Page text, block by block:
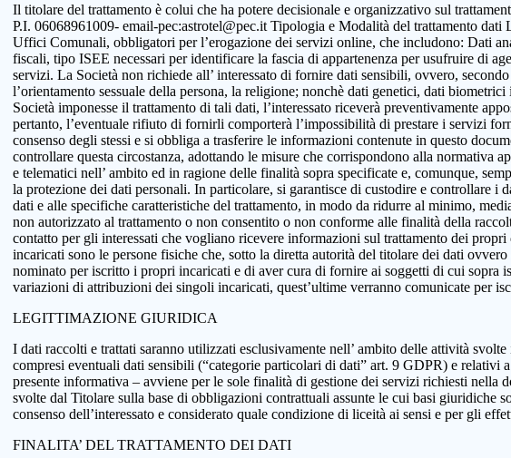
Il titolare del trattamento è colui che ha potere decisionale e organizzativo sul
P.I. 06068961009- email-pec:astrotel@pec.it Tipologia e Modalità del trattamento
Uffici Comunali, obbligatori per l’erogazione dei servizi online, che includono: Dati
fiscali, tipo ISEE necessari per identificare la fascia di appartenenza per usufruire di
servizi. La Società non richiede all’ interessato di fornire dati sensibili, ovvero,
l’orientamento sessuale della persona, la religione; nonchè dati genetici, dati
Società imponesse il trattamento di tali dati, l’interessato riceverà preventivamente
pertanto, l’eventuale rifiuto di fornirli comporterà l’impossibilità di prestare i servizi
consenso degli stessi e si obbliga a trasferire le informazioni contenute in questo
controllare questa circostanza, adottando le misure che corrispondono alla
e telematici nell’ ambito ed in ragione delle finalità sopra specificate e, comunque,
la protezione dei dati personali. In particolare, si garantisce di custodire e controllare i
dati e alle specifiche caratteristiche del trattamento, in modo da ridurre al minimo,
non autorizzato al trattamento o non consentito o non conforme alle finalità della
contatto per gli interessati che vogliano ricevere informazioni sul trattamento dei
incaricati sono le persone fisiche che, sotto la diretta autorità del titolare dei dati
nominato per iscritto i propri incaricati e di aver cura di fornire ai soggetti di cui sopra
variazioni di attribuzioni dei singoli incaricati, quest’ultime verranno comunicate per
LEGITTIMAZIONE GIURIDICA
I dati raccolti e trattati saranno utilizzati esclusivamente nell’ ambito delle attività
compresi eventuali dati sensibili (“categorie particolari di dati” art. 9 GDPR) e relativi
presente informativa – avviene per le sole finalità di gestione dei servizi richiesti nella
svolte dal Titolare sulla base di obbligazioni contrattuali assunte le cui basi giuridiche
consenso dell’interessato e considerato quale condizione di liceità ai sensi e per gli
FINALITA’ DEL TRATTAMENTO DEI DATI